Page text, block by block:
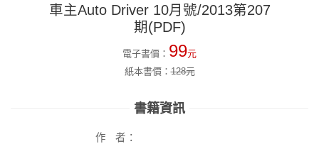
車主Auto Driver 10月號/2013第207
期(PDF)
電子書價： 99元
紙本書價：128元
書籍資訊
作
者：